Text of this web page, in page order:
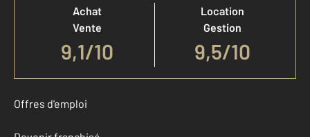
Achat
Vente
9,1/10
Location
Gestion
9,5/10
Offres d'emploi